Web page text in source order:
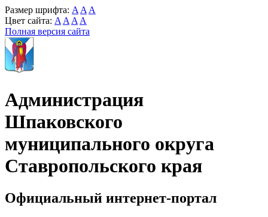
Размер шрифта: A A A
Цвет сайта: A A A A
Полная версия сайта
Администрация
Шпаковского
муниципального округа
Ставропольского края
Официальный интернет-портал